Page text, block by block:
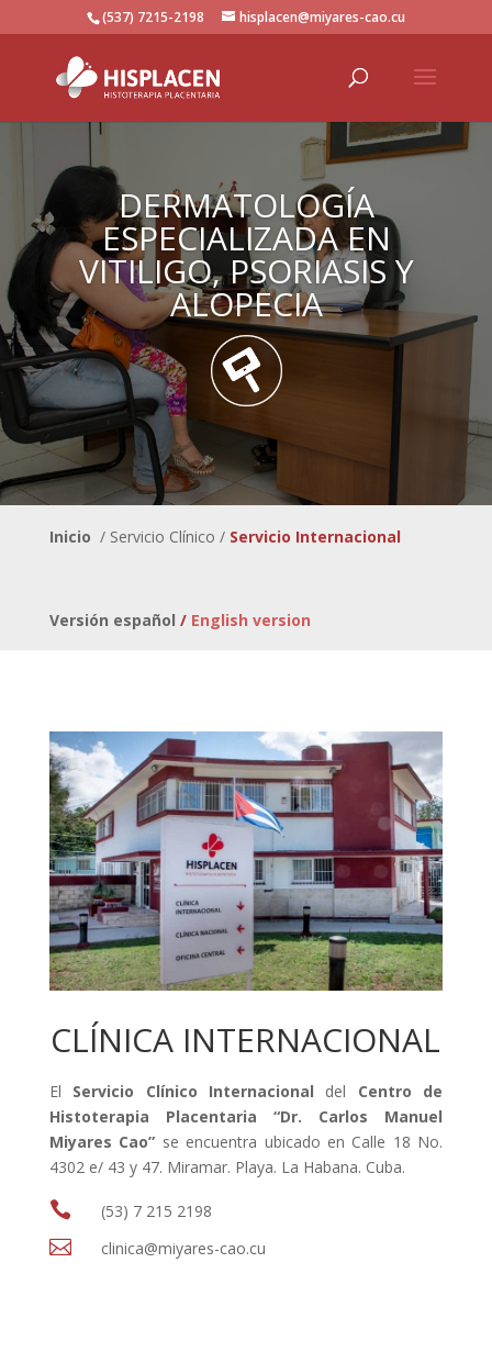
(537) 7215-2198 hisplacen@miyares-cao.cu
DERMATOLOGÍA
ESPECIALIZADA EN
VITILIGO, PSORIASIS Y
ALOPECIA
Inicio / Servicio Clínico / Servicio Internacional
Versión español / English version
CLÍNICA INTERNACIONAL
El Servicio Clínico Internacional del Centro de
Histoterapia Placentaria “Dr. Carlos Manuel
Miyares Cao” se encuentra ubicado en Calle 18 No.
4302 e/ 43 y 47. Miramar. Playa. La Habana. Cuba.
 (53) 7 215 2198
 clinica@miyares-cao.cu